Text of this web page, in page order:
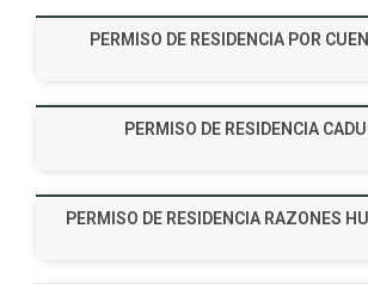
PERMISO DE RESIDENCIA POR
PERMISO DE RESIDENCIA
PERMISO DE RESIDENCIA RAZONES